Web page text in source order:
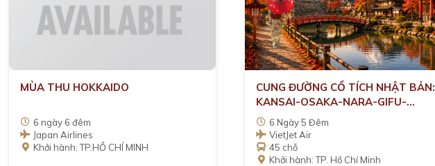
MÙA THU HOKKAIDO
6 ngày 6 đêm
Japan Airlines
Khởi hành: TP.HỒ CHÍ MINH
CUNG ĐƯỜNG CỔ TÍCH NHẬT BẢN:
KANSAI-OSAKA-NARA-GIFU-
SHIRAKAWA GO-NAGANO-
YAMANASHI-TOKYO-NARITA
6 Ngày 5 Đêm
VietJet Air
45 chỗ
Khởi hành: TP. Hồ Chí Minh